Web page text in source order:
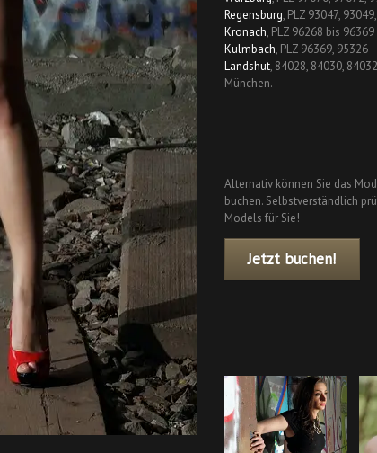
Regensburg, PLZ 93047,
Kronach, PLZ 96268 bis 96369
Kulmbach, PLZ 96369, 95326
Landshut, 84028, 84030,
München.
Alternativ können Sie das
buchen. Selbstverständlich
Models für Sie!
Jetzt buchen!